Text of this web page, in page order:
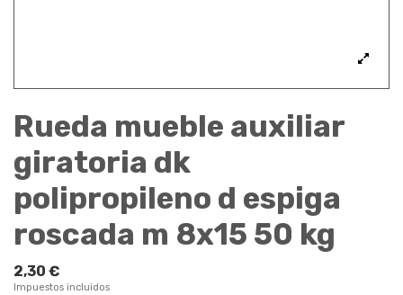
Rueda mueble auxiliar
giratoria dk
polipropileno d espiga
roscada m 8x15 50 kg
2,30 €
Impuestos incluidos